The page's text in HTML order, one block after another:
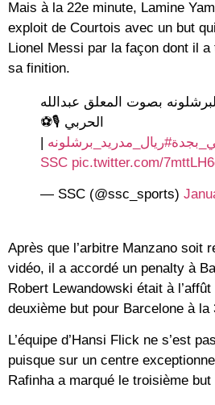
Mais à la 22e minute, Lamine
exploit de Courtois avec un but
Lionel Messi par la façon dont il a
sa finition.
لبرشلونه بصوت المعلق عبدالله
الحربي 🎙️⚽
#ريال_مدريد_برشلونه |
pic.twitter.com/
— SSC (@ssc_sports)
Après que l’arbitre Manzano soit
vidéo, il a accordé un penalty à
Robert Lewandowski était à
deuxième but pour Barcelone à la
L’équipe d’Hansi Flick ne s’est
puisque sur un centre
Rafinha a marqué le troisième but